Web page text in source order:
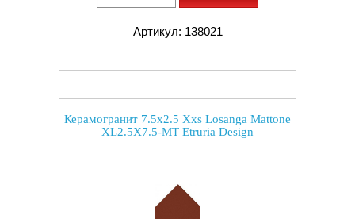
Артикул: 138021
Керамогранит 7.5x2.5 Xxs Losanga Mattone
XL2.5X7.5-MT Etruria Design